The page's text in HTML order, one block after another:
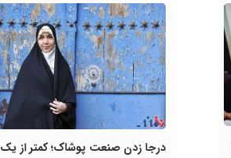
درجا زدن صنعت پوشاک؛ کمتر از یک